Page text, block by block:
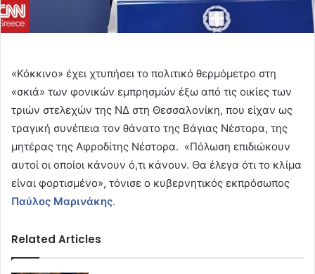
«Κόκκινο» έχει χτυπήσει το πολιτικό θερμόμετρο στη
«σκιά» των φονικών εμπρησμών έξω από τις οικίες των
τριών στελεχών της ΝΔ στη Θεσσαλονίκη, που είχαν ως
τραγική συνέπεια τον θάνατο της Βάγιας Νέστορα, της
μητέρας της Αφροδίτης Νέστορα. «Πόλωση επιδιώκουν
αυτοί οι οποίοι κάνουν ό,τι κάνουν. Θα έλεγα ότι το κλίμα
είναι φορτισμένο», τόνισε ο κυβερνητικός εκπρόσωπος
Παύλος Μαρινάκης.
Related Articles